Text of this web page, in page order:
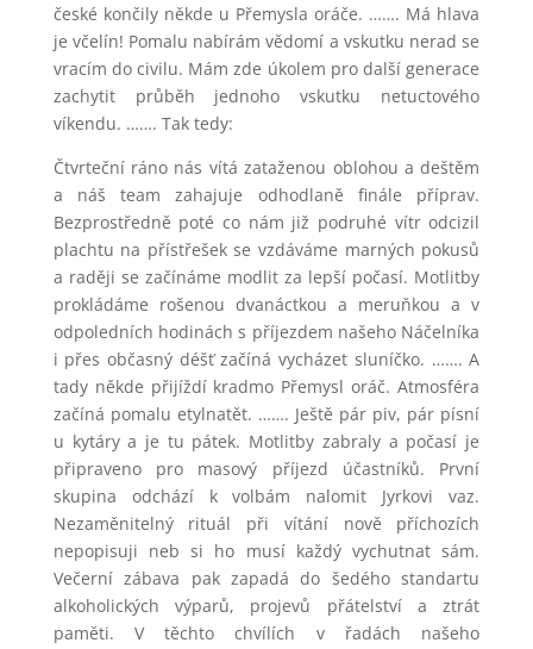
české končily někde u Přemysla oráče. ……. Má hlava
je včelín! Pomalu nabírám vědomí a vskutku nerad se
vracím do civilu. Mám zde úkolem pro další generace
zachytit průběh jednoho vskutku netuctového
víkendu. ……. Tak tedy:
Čtvrteční ráno nás vítá zataženou oblohou a deštěm
a náš team zahajuje odhodlaně finále příprav.
Bezprostředně poté co nám již podruhé vítr odcizil
plachtu na přístřešek se vzdáváme marných pokusů
a raději se začínáme modlit za lepší počasí. Motlitby
prokládáme rošenou dvanáctkou a meruňkou a v
odpoledních hodinách s příjezdem našeho Náčelníka
i přes občasný déšť začíná vycházet sluníčko. ……. A
tady někde přijíždí kradmo Přemysl oráč. Atmosféra
začíná pomalu etylnatět. ……. Ještě pár piv, pár písní
u kytáry a je tu pátek. Motlitby zabraly a počasí je
připraveno pro masový příjezd účastníků. První
skupina odchází k volbám nalomit Jyrkovi vaz.
Nezaměnitelný rituál při vítání nově příchozích
nepopisuji neb si ho musí každý vychutnat sám.
Večerní zábava pak zapadá do šedého standartu
alkoholických výparů, projevů přátelství a ztrát
paměti. V těchto chvílích v řadách našeho